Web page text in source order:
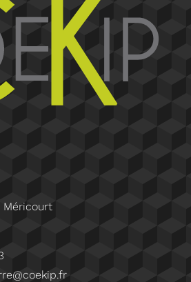
Méricourt